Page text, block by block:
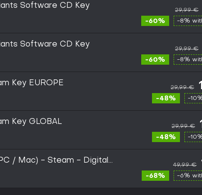
Software CD Key
29,99 €
-60% -8%
Software CD Key
29,99 €
-60% -8%
Key EUROPE
29,99 €
-48% -
Key GLOBAL
29,99 €
-48% -
/ Mac) - Steam - Digital
49,99 €
-68% -6%